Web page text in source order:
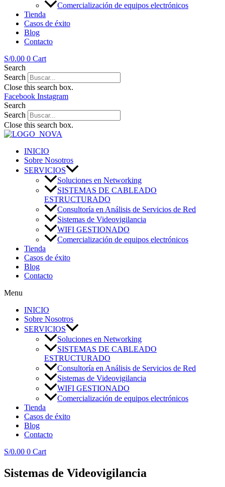
Comercialización de equipos electrónicos
Tienda
Casos de éxito
Blog
Contacto
S/0.00 0 Cart
Search
Search
Close this search box.
Facebook Instagram
Search
Search
Close this search box.
INICIO
Sobre Nosotros
SERVICIOS
Soluciones en Networking
SISTEMAS DE CABLEADO
ESTRUCTURADO
Consultoría en Análisis de Servicios de Red
Sistemas de Videovigilancia
WIFI GESTIONADO
Comercialización de equipos electrónicos
Tienda
Casos de éxito
Blog
Contacto
Menu
INICIO
Sobre Nosotros
SERVICIOS
Soluciones en Networking
SISTEMAS DE CABLEADO
ESTRUCTURADO
Consultoría en Análisis de Servicios de Red
Sistemas de Videovigilancia
WIFI GESTIONADO
Comercialización de equipos electrónicos
Tienda
Casos de éxito
Blog
Contacto
S/0.00 0 Cart
Sistemas de Videovigilancia